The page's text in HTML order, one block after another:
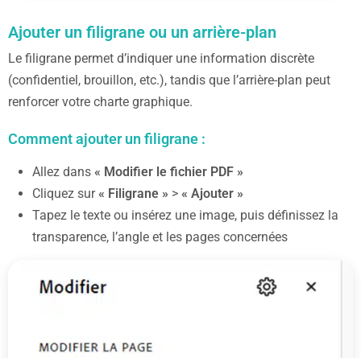
Ajouter un filigrane ou un arrière-plan
Le filigrane permet d’indiquer une information discrète
(confidentiel, brouillon, etc.), tandis que l’arrière-plan peut
renforcer votre charte graphique.
Comment ajouter un filigrane :
Allez dans « Modifier le fichier PDF »
Cliquez sur « Filigrane » > « Ajouter »
Tapez le texte ou insérez une image, puis définissez la
transparence, l’angle et les pages concernées